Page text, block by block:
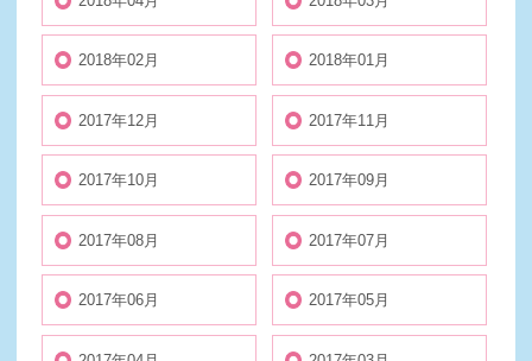
2018年02月 2018年01月
2017年12月 2017年11月
2017年10月 2017年09月
2017年08月 2017年07月
2017年06月 2017年05月